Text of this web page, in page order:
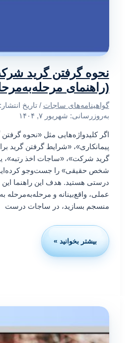
نحوه گرفتن گرید
(راهنمای
گواهینامه‌های ساجات/ تاریخ انتشار:
به‌روزرسانی: شهریور ۷, ۱۴۰۴
اگر کلیدواژه‌هایی مثل «نحوه
پیمانکاری»، «شرایط گرفتن گرید
گرید شرکت»، «ساجات اخذ رتبه»، یا
شخص حقیقی» را جست‌وجو
درستی هستید. هدف این راهنما
عملی، واقع‌بینانه و مرحله‌به‌مرحله
منسجم بسازید، در ساجات درست
نحوه
گرفتن
بیشتر بخوانید »